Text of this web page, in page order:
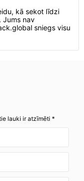
kā sekot līdzi
Jums nav
sniegs visu
lauki ir atzīmēti *